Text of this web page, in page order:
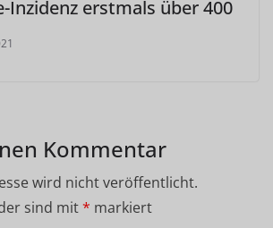
Inzidenz erstmals über 400
Kommentar
wird nicht veröffentlicht.
sind mit* markiert